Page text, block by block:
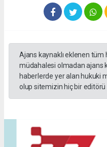
Ajans kaynaklı eklenen
müdahalesi olmadan ajans
haberlerde yer alan hukuki
olup sitemizin hiç bir